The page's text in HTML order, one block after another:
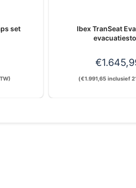
set
Ibex TranSeat
€
(€1.991,65inclusief